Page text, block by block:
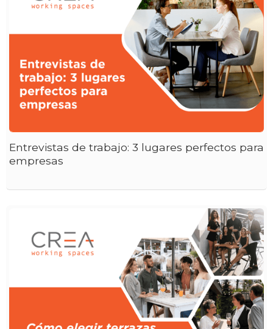
Entrevistas de trabajo: 3 lugares perfectos para
empresas